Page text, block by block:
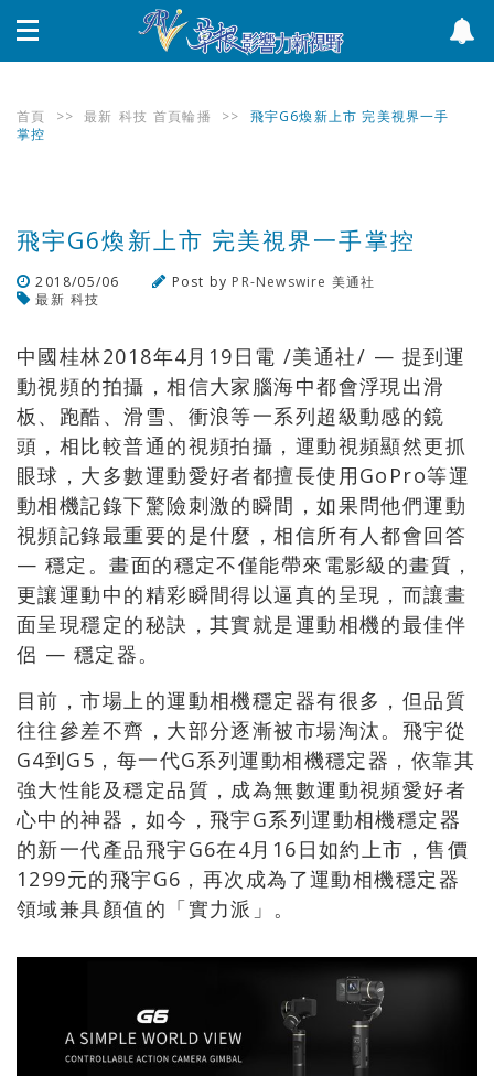
首頁 >> 最新 科技 首頁輪播 >>
飛宇G6煥新上市 完美視界一手
掌控
飛宇G6煥新上市 完美視界一手掌控
2018/05/06 Post by PR-Newswire 美通社
最新 科技
中國桂林2018年4月19日電 /美通社/ — 提到運
動視頻的拍攝，相信大家腦海中都會浮現出滑
板、跑酷、滑雪、衝浪等一系列超級動感的鏡
頭，相比較普通的視頻拍攝，運動視頻顯然更抓
眼球，大多數運動愛好者都擅長使用GoPro等運
動相機記錄下驚險刺激的瞬間，如果問他們運動
視頻記錄最重要的是什麼，相信所有人都會回答
— 穩定。畫面的穩定不僅能帶來電影級的畫質，
更讓運動中的精彩瞬間得以逼真的呈現，而讓畫
面呈現穩定的秘訣，其實就是運動相機的最佳伴
侶 — 穩定器。
目前，市場上的運動相機穩定器有很多，但品質
往往參差不齊，大部分逐漸被市場淘汰。飛宇從
G4到G5，每一代G系列運動相機穩定器，依靠其
強大性能及穩定品質，成為無數運動視頻愛好者
心中的神器，如今，飛宇G系列運動相機穩定器
的新一代產品飛宇G6在4月16日如約上市，售價
1299元的飛宇G6，再次成為了運動相機穩定器
領域兼具顏值的「實力派」。